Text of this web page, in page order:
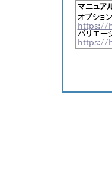
マニュア
オプショ
https://
バリエー
https://